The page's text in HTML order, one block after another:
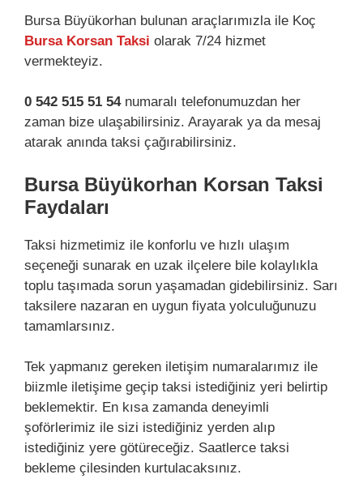
Bursa Büyükorhan bulunan araçlarımızla ile Koç
Bursa Korsan Taksi olarak 7/24 hizmet
vermekteyiz.
0 542 515 51 54numaralı telefonumuzdan her
zaman bize ulaşabilirsiniz. Arayarak ya da mesaj
atarak anında taksi çağırabilirsiniz.
Bursa Büyükorhan Korsan Taksi
Faydaları
Taksi hizmetimiz ile konforlu ve hızlı ulaşım
seçeneği sunarak en uzak ilçelere bile kolaylıkla
toplu taşımada sorun yaşamadan gidebilirsiniz. Sarı
taksilere nazaran en uygun fiyata yolculuğunuzu
tamamlarsınız.
Tek yapmanız gereken iletişim numaralarımız ile
biizmle iletişime geçip taksi istediğiniz yeri belirtip
beklemektir. En kısa zamanda deneyimli
şoförlerimiz ile sizi istediğiniz yerden alıp
istediğiniz yere götüreceğiz. Saatlerce taksi
bekleme çilesinden kurtulacaksınız.